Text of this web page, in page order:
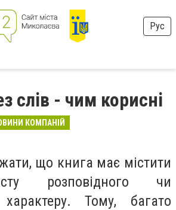
Рус
слів - чим корисні
КОМПАНІЙ
що книга має містити
розповідного чи
характеру. Тому, багато